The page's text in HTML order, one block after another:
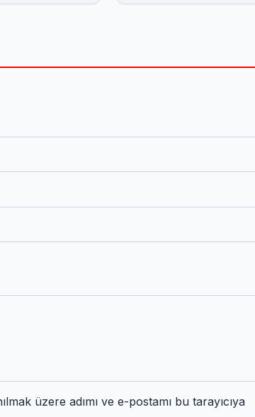
üzere adımı ve e-postamı bu tarayıcıya